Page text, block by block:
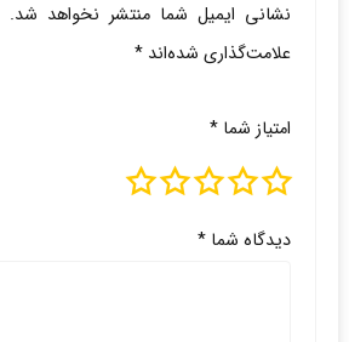
نشانی ایمیل شما منتشر نخواهد شد.
علامت‌گذاری شده‌اند *
امتیاز شما *
دیدگاه شما *